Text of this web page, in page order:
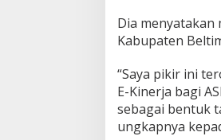
Dia menyatakan
Kabupaten
“Saya pikir ini
E-Kinerja bagi
sebagai bentuk
ungkapnya